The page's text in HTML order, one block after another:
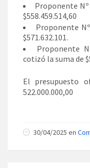
Proponente Nº
$558.459.514,60
Proponente
$571.632.101.
Proponente
cotizó la suma de
El presupuesto
522.000.000,00
30/04/2025 en